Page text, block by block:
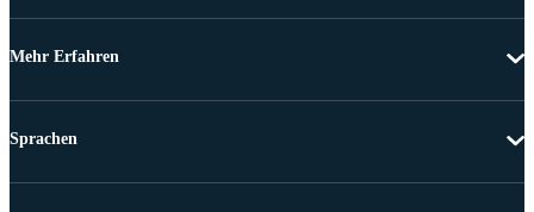
Mehr Erfahren
Sprachen